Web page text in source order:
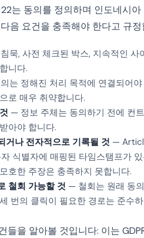
는 동의를 정의하며 인도네시
음 요건을 충족해야 한다고 규정
묵, 사전 체크된 박스, 지속적인 사
니다.
는 정해진 처리 목적에 연결되어
로 매우 취약합니다.
— 정보 주체는 동의하기 전에 컨
아야 합니다.
거나 전자적으로 기록될 것 —
식별자에 매핑된 타임스탬프가
호한 주장은 충족하지 못합니다.
철회 가능할 것 — 철회는 원래 동
번의 클릭이 필요한 경로는 준수
들을 알아볼 것입니다: 이는